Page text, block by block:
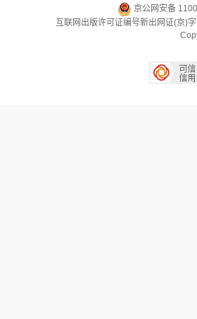
京公网安备
互联网出版许可证编号新出网证(京)